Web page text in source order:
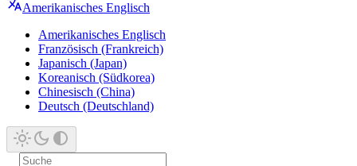
Amerikanisches Englisch
Amerikanisches Englisch
Französisch (Frankreich)
Japanisch (Japan)
Koreanisch (Südkorea)
Chinesisch (China)
Deutsch (Deutschland)